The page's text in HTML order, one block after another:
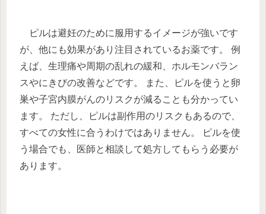
ピルは避妊のために服用するイメージが強いです
が、他にも効果があり注目されているお薬です。 例
えば、生理痛や周期の乱れの緩和、ホルモンバラン
スやにきびの改善などです。 また、ピルを使うと卵
巣や子宮内膜がんのリスクが減ることも分かってい
ます。 ただし、ピルは副作用のリスクもあるので、
すべての女性に合うわけではありません。 ピルを使
う場合でも、医師と相談して処方してもらう必要が
あります。